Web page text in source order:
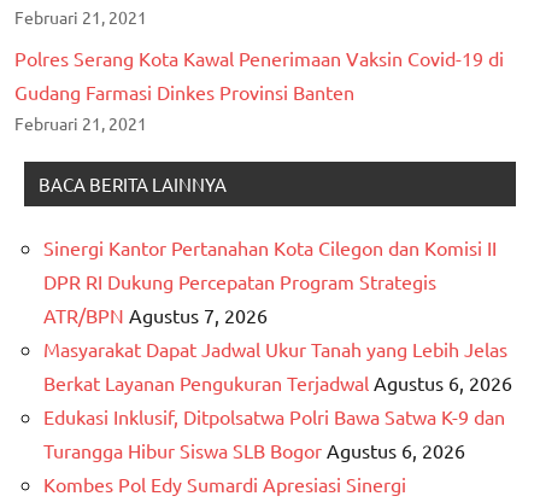
Februari 21, 2021
Polres Serang Kota Kawal Penerimaan Vaksin Covid-19 di
Gudang Farmasi Dinkes Provinsi Banten
Februari 21, 2021
BACA BERITA LAINNYA
Sinergi Kantor Pertanahan Kota Cilegon dan Komisi II
DPR RI Dukung Percepatan Program Strategis
ATR/BPN Agustus 7, 2026
Masyarakat Dapat Jadwal Ukur Tanah yang Lebih Jelas
Berkat Layanan Pengukuran Terjadwal Agustus 6, 2026
Edukasi Inklusif, Ditpolsatwa Polri Bawa Satwa K-9 dan
Turangga Hibur Siswa SLB Bogor Agustus 6, 2026
Kombes Pol Edy Sumardi Apresiasi Sinergi